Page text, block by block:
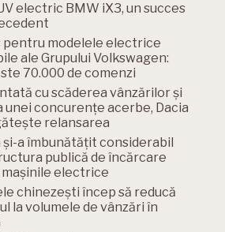
electric BMW iX3, un succes
pentru modelele electrice
ale Grupului Volkswagen:
70.000 de comenzi
cu scăderea vânzărilor și
unei concurențe acerbe, Dacia
relansarea
și-a îmbunătățit considerabil
publică de încărcare
electrice
chinezești încep să reducă
la volumele de vânzări în